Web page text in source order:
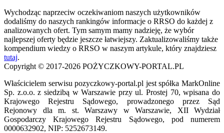
Wychodząc naprzeciw oczekiwaniom naszych użytkowników
dodaliśmy do naszych rankingów informacje o RRSO do każdej z
analizowanych ofert. Tym samym mamy nadzieję, że wybór
najlepszej oferty będzie jeszcze łatwiejszy. Zaktualizowaliśmy także
kompendium wiedzy o RRSO w naszym artykule, który znajdziesz
tutaj.
Copyright © 2017-2026 POŻYCZKOWY-PORTAL.PL
Właścicielem serwisu pozyczkowy-portal.pl jest spółka MarkOnline
Sp. z.o.o. z siedzibą w Warszawie przy ul. Prostej 70, wpisana do
Krajowego Rejestru Sądowego, prowadzonego przez Sąd
Rejonowy dla m. st. Warszawy w Warszawie, XII Wydział
Gospodarczy Krajowego Rejestru Sądowego, pod numerem
0000632902, NIP: 5252673149.